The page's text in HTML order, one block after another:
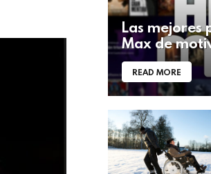
Las mejores
Max de
READ MORE